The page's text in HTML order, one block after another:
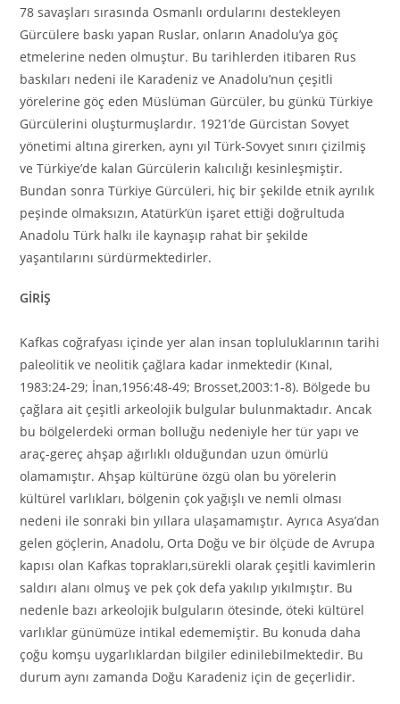
78 savaşları sırasında Osmanlı ordularını destekleyen
Gürcülere baskı yapan Ruslar, onların Anadolu’ya göç
etmelerine neden olmuştur. Bu tarihlerden itibaren Rus
baskıları nedeni ile Karadeniz ve Anadolu’nun çeşitli
yörelerine göç eden Müslüman Gürcüler, bu günkü Türkiye
Gürcülerini oluşturmuşlardır. 1921’de Gürcistan Sovyet
yönetimi altına girerken, aynı yıl Türk-Sovyet sınırı çizilmiş
ve Türkiye’de kalan Gürcülerin kalıcılığı kesinleşmiştir.
Bundan sonra Türkiye Gürcüleri, hiç bir şekilde etnik ayrılık
peşinde olmaksızın, Atatürk’ün işaret ettiği doğrultuda
Anadolu Türk halkı ile kaynaşıp rahat bir şekilde
yaşantılarını sürdürmektedirler.
GİRİŞ
Kafkas coğrafyası içinde yer alan insan topluluklarının tarihi
paleolitik ve neolitik çağlara kadar inmektedir (Kınal,
1983:24-29; İnan,1956:48-49; Brosset,2003:1-8). Bölgede bu
çağlara ait çeşitli arkeolojik bulgular bulunmaktadır. Ancak
bu bölgelerdeki orman bolluğu nedeniyle her tür yapı ve
araç-gereç ahşap ağırlıklı olduğundan uzun ömürlü
olamamıştır. Ahşap kültürüne özgü olan bu yörelerin
kültürel varlıkları, bölgenin çok yağışlı ve nemli olması
nedeni ile sonraki bin yıllara ulaşamamıştır. Ayrıca Asya’dan
gelen göçlerin, Anadolu, Orta Doğu ve bir ölçüde de Avrupa
kapısı olan Kafkas toprakları,sürekli olarak çeşitli kavimlerin
saldırı alanı olmuş ve pek çok defa yakılıp yıkılmıştır. Bu
nedenle bazı arkeolojik bulguların ötesinde, öteki kültürel
varlıklar günümüze intikal edememiştir. Bu konuda daha
çoğu komşu uygarlıklardan bilgiler edinilebilmektedir. Bu
durum aynı zamanda Doğu Karadeniz için de geçerlidir.